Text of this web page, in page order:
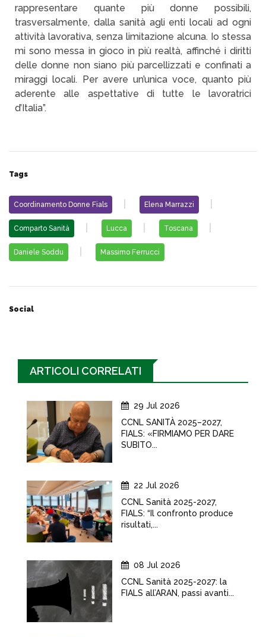
rappresentare quante più donne possibili,
trasversalmente, dalla sanità agli enti locali ad ogni
attività lavorativa, senza limitazione alcuna. Io stessa
mi sono messa in gioco in più realtà, affinché i diritti
delle donne non siano più parcellizzati e confinati a
miraggi locali. Per avere un’unica voce, quanto più
aderente alle aspettative di tutte le lavoratrici
d’Italia”.
Tags
Coordinamento Donne Fials Elena Marrazzi
Comparto Sanità Lucca Toscana
Daniele Soddu Massimo Ferrucci
Social
ARTICOLI CORRELATI
29 Jul 2026
CCNL SANITÀ 2025–2027,
FIALS: «FIRMIAMO PER DARE
SUBITO...
22 Jul 2026
CCNL Sanità 2025-2027,
FIALS: “Il confronto produce
risultati,...
08 Jul 2026
CCNL Sanità 2025-2027: la
FIALS all’ARAN, passi avanti...